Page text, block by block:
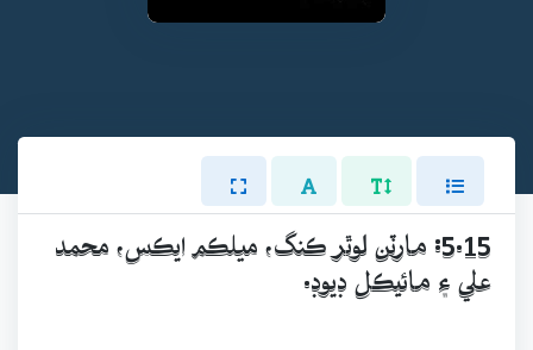
5.15: مارٽن لوٿر ڪنگ، ميلڪم ايڪس، محمد
علي ۽ مائيڪل ڊيوڊ.